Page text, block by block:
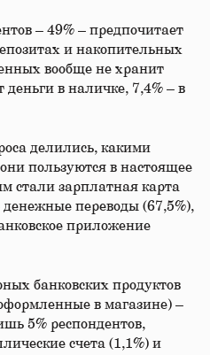
– 49% – предпочитает
и накопительных
вообще не хранит
в наличке, 7,4% – в
делились, какими
пользуются в настоящее
стали зарплатная карта
денежные переводы (67,5%),
приложение
банковских продуктов
в магазине) –
5% респондентов,
счета (1,1%) и